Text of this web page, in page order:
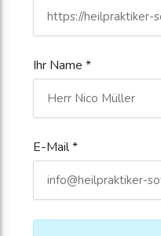
Ihr Name *
E-Mail *